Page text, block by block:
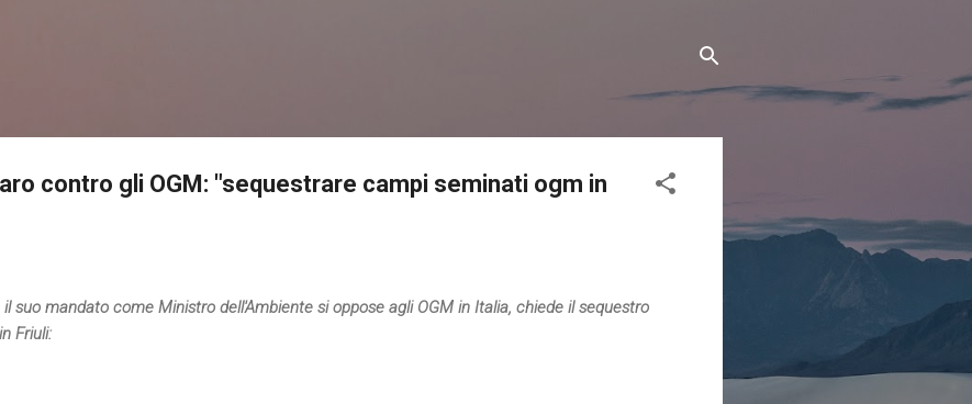
contro gli OGM: "sequestrare campi seminati ogm in
suo mandato come Ministro dell'Ambiente si oppose agli OGM in Italia, chiede il sequestro
Friuli: